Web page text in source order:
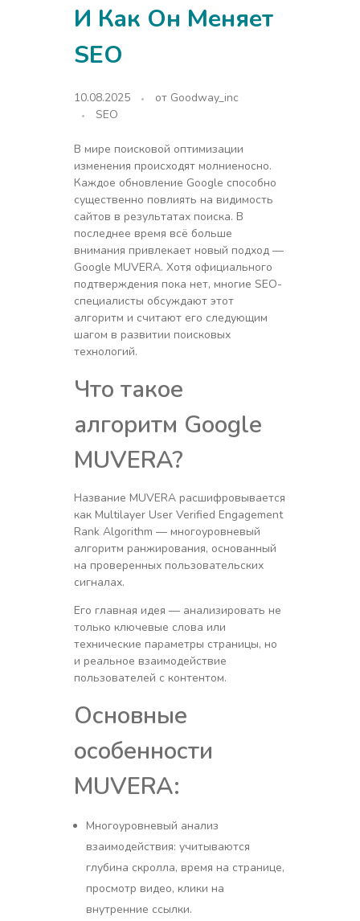
И Как Он Меняет
SEO
10.08.2025 от Goodway_inc
SEO
В мире поисковой оптимизации
изменения происходят молниеносно.
Каждое обновление Google способно
существенно повлиять на видимость
сайтов в результатах поиска. В
последнее время всё больше
внимания привлекает новый подход —
Google MUVERA. Хотя официального
подтверждения пока нет, многие SEO-
специалисты обсуждают этот
алгоритм и считают его следующим
шагом в развитии поисковых
технологий.
Что такое
алгоритм Google
MUVERA?
Название MUVERA расшифровывается
как Multilayer User Verified Engagement
Rank Algorithm — многоуровневый
алгоритм ранжирования, основанный
на проверенных пользовательских
сигналах.
Его главная идея — анализировать не
только ключевые слова или
технические параметры страницы, но
и реальное взаимодействие
пользователей с контентом.
Основные
особенности
MUVERA:
Многоуровневый анализ
взаимодействия: учитываются
глубина скролла, время на странице,
просмотр видео, клики на
внутренние ссылки.